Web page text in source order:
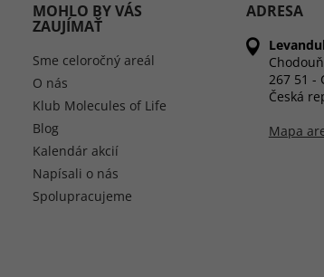
MOHLO BY VÁS
ZAUJÍMAŤ
Sme celoročný areál
O nás
Klub Molecules of Life
Blog
Kalendár akcií
Napísali o nás
Spolupracujeme
ADRESA
267 51 -
Česká
Mapa